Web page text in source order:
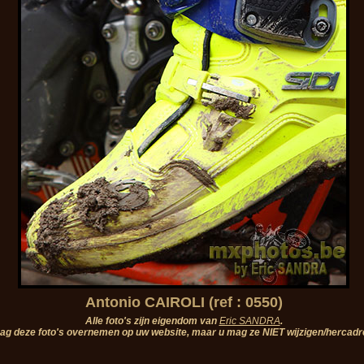
Antonio CAIROLI (ref : 0550)
Alle foto's zijn eigendom van Eric SANDRA.
deze foto's overnemen op uw website, maar u mag ze NIET wijzigen/